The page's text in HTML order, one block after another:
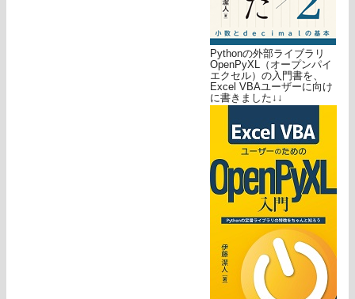
Pythonの外部ライブラリ
OpenPyXL（オープンパイ
エクセル）の入門書を、
Excel VBAユーザーに向け
に書きました↓↓